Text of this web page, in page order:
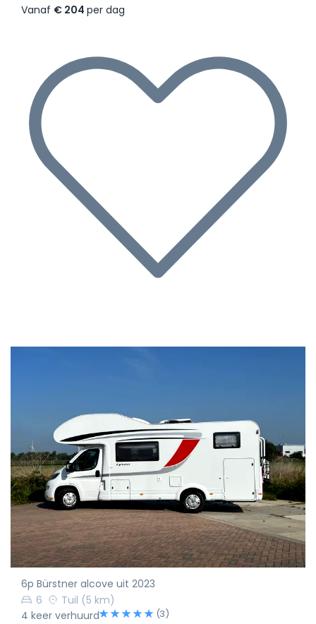
Vanaf € 204 per dag
6p Bürstner alcove uit 2023
6
Tuil (5 km)
4 keer verhuurd
(3)